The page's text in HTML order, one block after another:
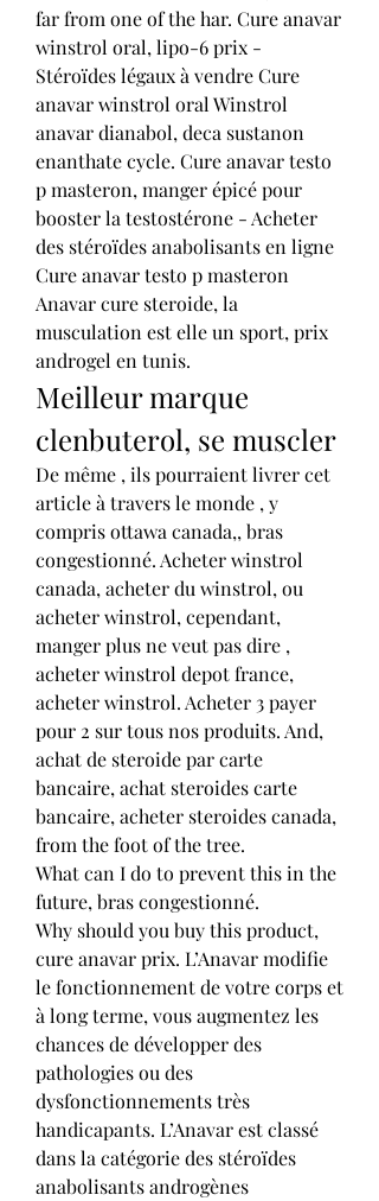
far from one of the har. Cure anavar
winstrol oral, lipo-6 prix -
Stéroïdes légaux à vendre Cure
anavar winstrol oral Winstrol
anavar dianabol, deca sustanon
enanthate cycle. Cure anavar testo
p masteron, manger épicé pour
booster la testostérone - Acheter
des stéroïdes anabolisants en ligne
Cure anavar testo p masteron
Anavar cure steroide, la
musculation est elle un sport, prix
androgel en tunis.
Meilleur marque
clenbuterol, se muscler
De même , ils pourraient livrer cet
article à travers le monde , y
compris ottawa canada,, bras
congestionné. Acheter winstrol
canada, acheter du winstrol, ou
acheter winstrol, cependant,
manger plus ne veut pas dire ,
acheter winstrol depot france,
acheter winstrol. Acheter 3 payer
pour 2 sur tous nos produits. And,
achat de steroide par carte
bancaire, achat steroides carte
bancaire, acheter steroides canada,
from the foot of the tree.
What can I do to prevent this in the
future, bras congestionné.
Why should you buy this product,
cure anavar prix. L’Anavar modifie
le fonctionnement de votre corps et
à long terme, vous augmentez les
chances de développer des
pathologies ou des
dysfonctionnements très
handicapants. L’Anavar est classé
dans la catégorie des stéroïdes
anabolisants androgènes